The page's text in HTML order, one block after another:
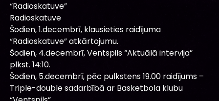
“Radioskatuve”
Radioskatuve
Šodien, 1.decembrī, klausieties raidījuma
“Radioskatuve” atkārtojumu.
Šodien, 4.decembrī, Ventspils “Aktuālā intervija”
plkst. 14:10.
Šodien, 5.decembrī, pēc pulkstens 19.00 raidījums –
Triple-double sadarbībā ar Basketbola klubu